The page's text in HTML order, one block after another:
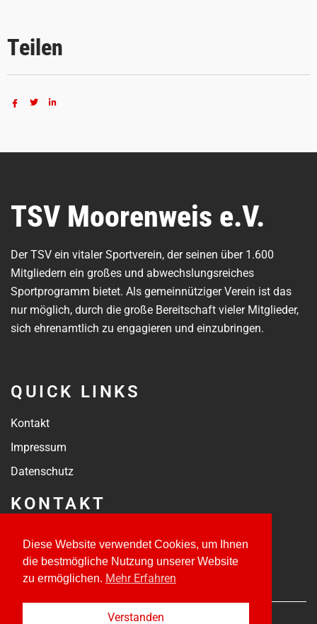
Teilen
TSV Moorenweis e.V.
Der TSV ein vitaler Sportverein, der seinen über 1.600
Mitgliedern ein großes und abwechslungsreiches
Sportprogramm bietet. Als gemeinnütziger Verein ist das
nur möglich, durch die große Bereitschaft vieler Mitglieder,
sich ehrenamtlich zu engagieren und einzubringen.
QUICK LINKS
Kontakt
Impressum
Datenschutz
KONTAKT
Jahnstraße 18
82272 Moorenweis
Diese Website verwendet Cookies, um Ihnen
die bestmögliche Nutzung unserer Website
zu ermöglichen. Mehr Erfahren
Verstanden